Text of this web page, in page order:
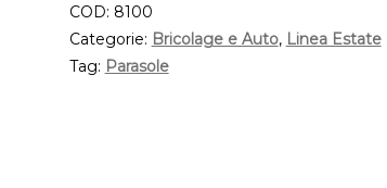
COD: 8100
Categorie: Bricolage e Auto, Linea Estate
Tag: Parasole